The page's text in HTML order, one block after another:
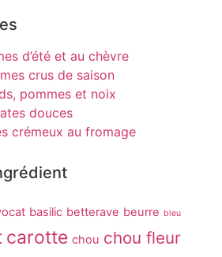
d’été et au chèvre
crus de saison
pommes et noix
douces
crémeux au fromage
basilic betterave beurre bleu
carotte chou chou fleur